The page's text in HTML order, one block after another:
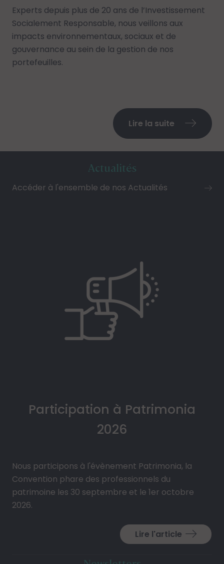
Experts depuis plus de 20 ans de l’Investissement
Socialement Responsable, nous veillons aux
impacts environnementaux, sociaux et de
gouvernance au sein de la gestion de nos
portefeuilles.
Lire la suite
Participation à Patrimonia
2026
Nous participons à l'évènement Patrimonia, la
Convention phare des professionnels du
patrimoine les 30 septembre et le 1er octobre
2026.
Lire l'article
Actualités
Accéder à l'ensemble de nos Actualités